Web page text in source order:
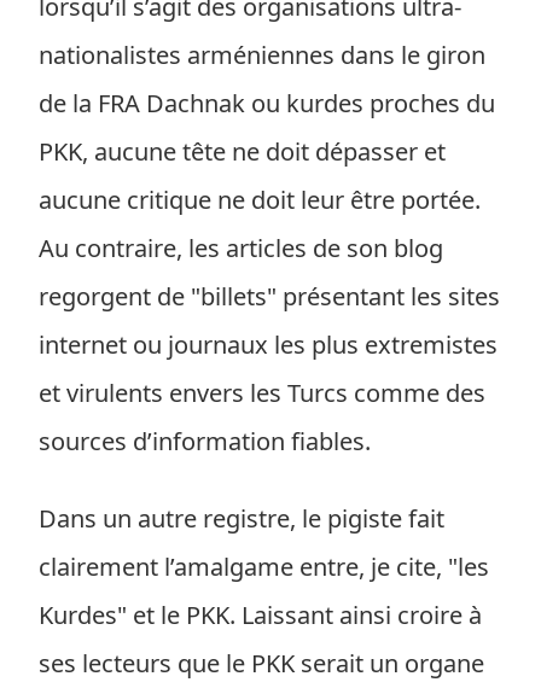
lorsqu’il s’agit des organisations ultra-
nationalistes arméniennes dans le giron
de la FRA Dachnak ou kurdes proches du
PKK, aucune tête ne doit dépasser et
aucune critique ne doit leur être portée.
Au contraire, les articles de son blog
regorgent de "billets" présentant les sites
internet ou journaux les plus extremistes
et virulents envers les Turcs comme des
sources d’information fiables.
Dans un autre registre, le pigiste fait
clairement l’amalgame entre, je cite, "les
Kurdes" et le PKK. Laissant ainsi croire à
ses lecteurs que le PKK serait un organe